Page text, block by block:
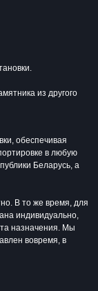
из другого
обеспечивая
в любую
Беларусь, а
В то же время, для
индивидуально,
назначения. Мы
вовремя, в